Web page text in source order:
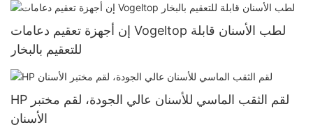
إن أجهزة تعقيم دعامات Vogeltop لطب الأسنان قابلة
للتعقيم بالبخار
HP لقم الثقب الماسي للأسنان عالي الجودة، لقم مختبر
الأسنان